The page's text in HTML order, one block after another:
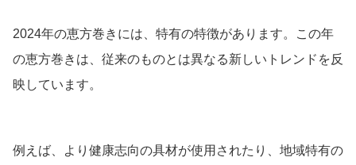
2024年の恵方巻きには、特有の特徴があります。この年
の恵方巻きは、従来のものとは異なる新しいトレンドを反
映しています。
例えば、より健康志向の具材が使用されたり、地域特有の